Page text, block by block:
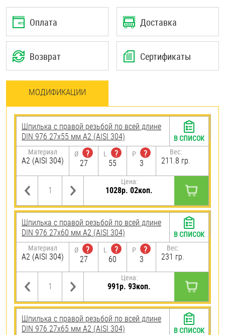
Оплата Доставка
Возврат Сертификаты
МОДИФИКАЦИИ
Шпилька с правой резьбой по всей длине
DIN 976 27х55 мм А2 (AISI 304)
Материал
А2 (AISI 304)
Ø
?
27
L
?
55
P
?
3
Вес:
211.8 гр.
Цена:
1028р. 02коп.
В СПИСОК
Шпилька с правой резьбой по всей длине
DIN 976 27х60 мм А2 (AISI 304)
Материал
А2 (AISI 304)
Ø
?
27
L
?
60
P
?
3
Вес:
231 гр.
Цена:
991р. 93коп.
В СПИСОК
Шпилька с правой резьбой по всей длине
DIN 976 27х65 мм А2 (AISI 304)
В СПИСОК